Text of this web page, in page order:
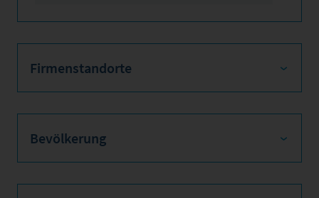
Firmenstandorte
Bevölkerung